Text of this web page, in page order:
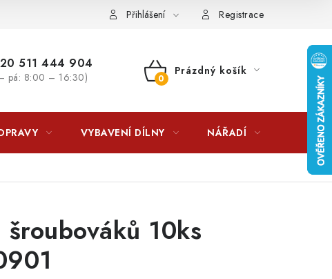
LICENCE K FOTOGRAFIÍM Doplňkové služby
Přihlášení Registrace
511 444 904
pá: 8:00 – 16:30)
NÁKUPNÍ
Prázdný košík
VYBAVENÍ DÍLNY NÁŘADÍ
šroubováků 10ks